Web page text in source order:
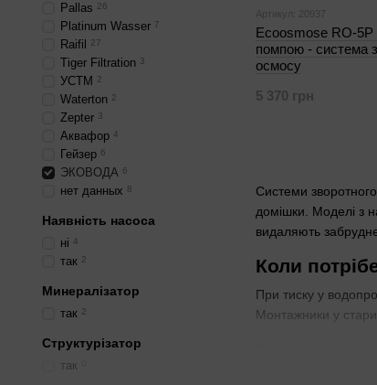
Системи
домішки. Моделі з
видаляють
Коли
При тиску у
Монтажники у
Артикул: 20937
Ecoosmose RO-
помпою - система
осмосу
5 370 грн
Pallas 26
Platinum Wasser 7
Raifil 27
Tiger Filtration 3
УСТМ 2
Waterton 2
Zepter 3
Аквафор 4
Гейзер 6
ЭКОВОДА 6
нет данных 8
Наявність насоса
ні 4
так 2
Минералізатор
так 2
Структурізатор
так